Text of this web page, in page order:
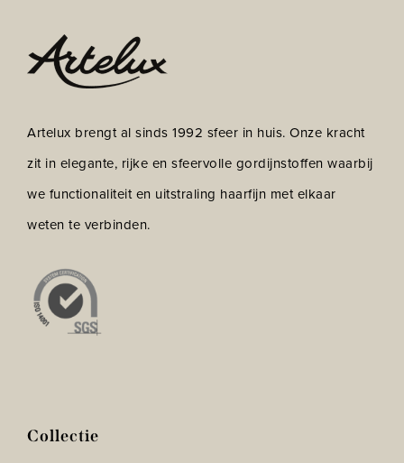
Artelux brengt al sinds 1992 sfeer in huis. Onze kracht
zit in elegante, rijke en sfeervolle gordijnstoffen waarbij
we functionaliteit en uitstraling haarfijn met elkaar
weten te verbinden.
Collectie